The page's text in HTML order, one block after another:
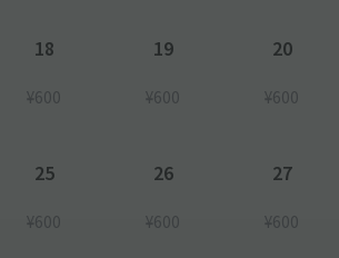
18
¥600
19
¥600
20
¥600
25
¥600
26
¥600
27
¥600